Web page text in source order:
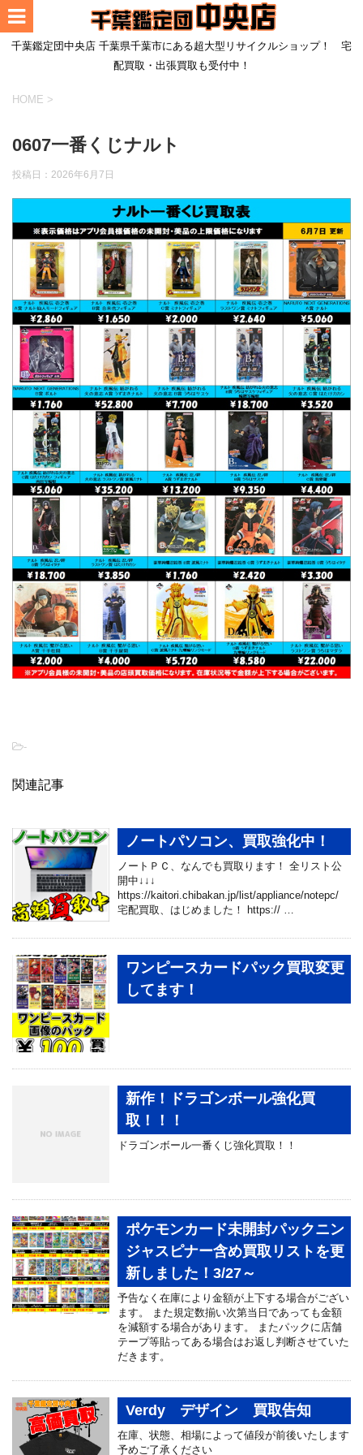
千葉鑑定団中央店 千葉県千葉市にある超大型リサイクルショップ！ 宅
配買取・出張買取も受付中！
HOME >
0607一番くじナルト
投稿日： 2026年6月7日
-
関連記事
ノートパソコン、買取強化中！
ノートＰＣ、なんでも買取ります！ 全リスト公
開中↓↓↓
https://kaitori.chibakan.jp/list/appliance/notepc/
宅配買取、はじめました！ https:// …
ワンピースカードパック買取変更
してます！
新作！ドラゴンボール強化買
取！！！
ドラゴンボール一番くじ強化買取！！
ポケモンカード未開封パックニン
ジャスピナー含め買取リストを更
新しました！3/27～
予告なく在庫により金額が上下する場合がござい
ます。 また規定数揃い次第当日であっても金額
を減額する場合があります。 またパックに店舗
テープ等貼ってある場合はお返し判断させていた
だきます。
Verdy デザイン 買取告知
在庫、状態、相場によって値段が前後いたします
予めご了承ください